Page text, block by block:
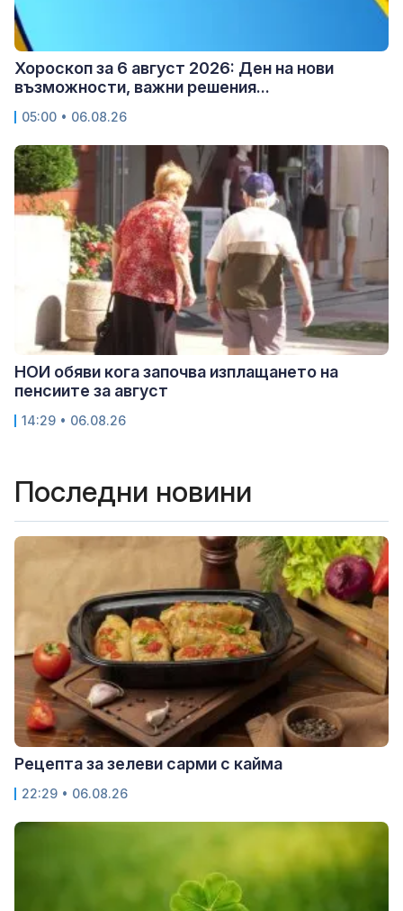
Хороскоп за 6 август 2026: Ден на нови
възможности, важни решения...
05:00 • 06.08.26
НОИ обяви кога започва изплащането на
пенсиите за август
14:29 • 06.08.26
Последни новини
Рецепта за зелеви сарми с кайма
22:29 • 06.08.26